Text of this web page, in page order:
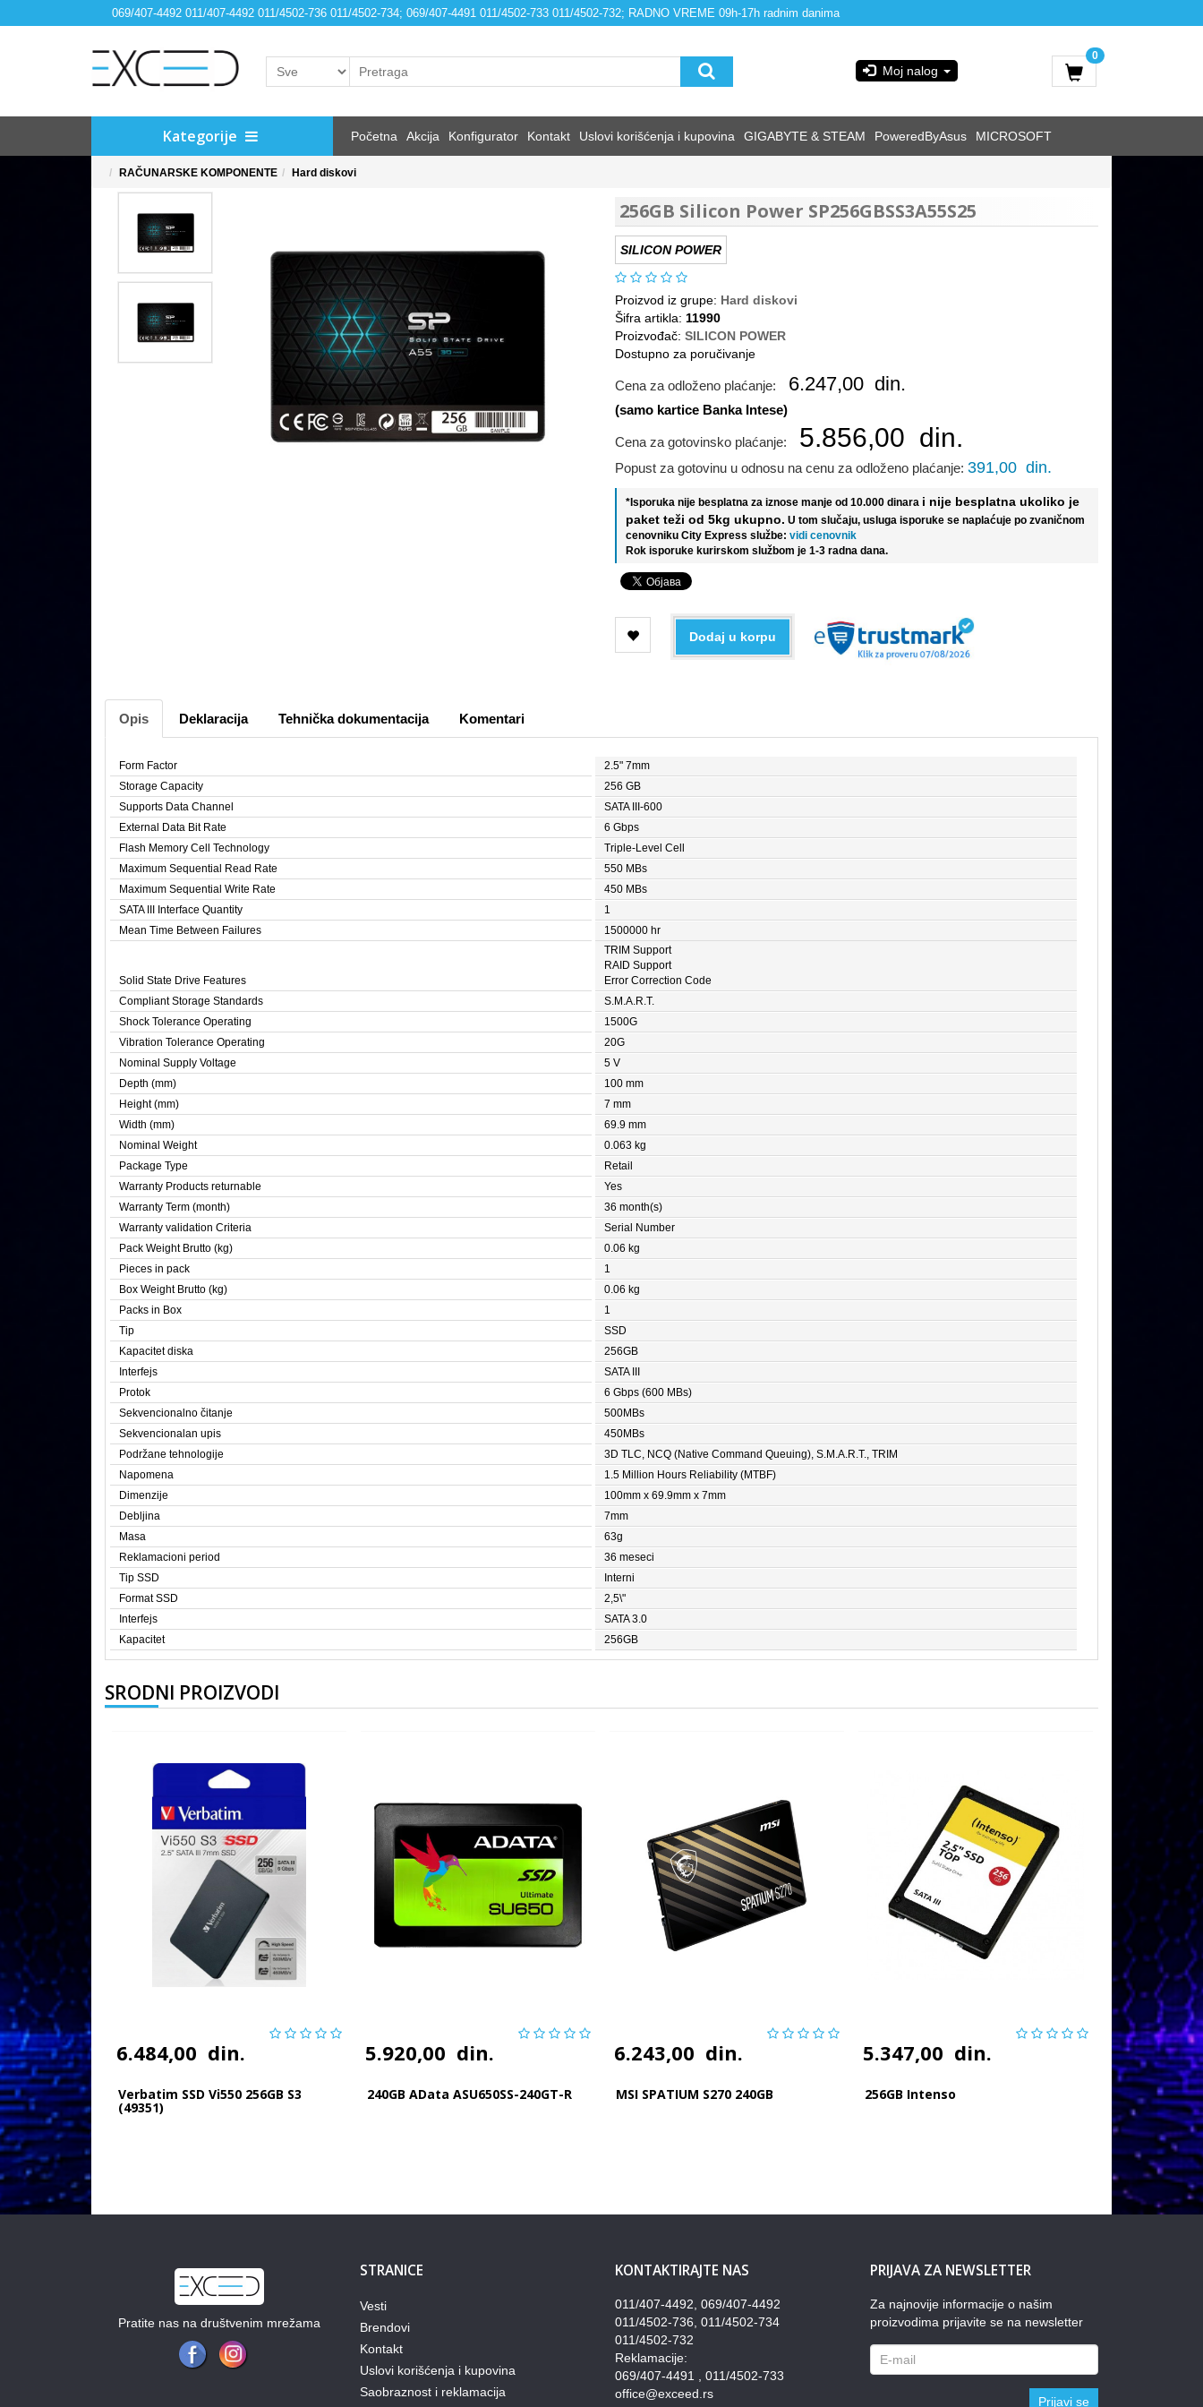
069/407-4492 011/407-4492 011/4502-736 011/4502-734; 069/407-4491 011/4502-733 011/4502-732; RADNO VREME 09h-17h radnim danima
Moj nalog
0
Kategorije Početna Akcija Konfigurator Kontakt Uslovi korišćenja i kupovina GIGABYTE & STEAM PoweredByAsus MICROSOFT
RAČUNARSKE KOMPONENTE Hard diskovi
256GB Silicon Power SP256GBSS3A55S25
SILICON POWER
Proizvod iz grupe: Hard diskovi
Šifra artikla: 11990
Proizvođač: SILICON POWER
Dostupno za poručivanje
Cena za odloženo plaćanje: 6.247,00 din.
(samo kartice Banka Intese)
Cena za gotovinsko plaćanje: 5.856,00 din.
Popust za gotovinu u odnosu na cenu za odloženo plaćanje: 391,00 din.
*Isporuka nije besplatna za iznose manje od 10.000 dinara i nije besplatna ukoliko je
paket teži od 5kg ukupno. U tom slučaju, usluga isporuke se naplaćuje po zvaničnom
cenovniku City Express službe: vidi cenovnik
Rok isporuke kurirskom službom je 1-3 radna dana.
Dodaj u korpu
Opis Deklaracija Tehnička dokumentacija Komentari
Form Factor
2.5" 7mm
Storage Capacity
256 GB
Supports Data Channel
SATA III-600
External Data Bit Rate
6 Gbps
Flash Memory Cell Technology
Triple-Level Cell
Maximum Sequential Read Rate
550 MBs
Maximum Sequential Write Rate
450 MBs
SATA III Interface Quantity
1
Mean Time Between Failures
1500000 hr
Solid State Drive Features
TRIM Support
RAID Support
Error Correction Code
Compliant Storage Standards
S.M.A.R.T.
Shock Tolerance Operating
1500G
Vibration Tolerance Operating
20G
Nominal Supply Voltage
5 V
Depth (mm)
100 mm
Height (mm)
7 mm
Width (mm)
69.9 mm
Nominal Weight
0.063 kg
Package Type
Retail
Warranty Products returnable
Yes
Warranty Term (month)
36 month(s)
Warranty validation Criteria
Serial Number
Pack Weight Brutto (kg)
0.06 kg
Pieces in pack
1
Box Weight Brutto (kg)
0.06 kg
Packs in Box
1
Tip
SSD
Kapacitet diska
256GB
Interfejs
SATA III
Protok
6 Gbps (600 MBs)
Sekvencionalno čitanje
500MBs
Sekvencionalan upis
450MBs
Podržane tehnologije
3D TLC, NCQ (Native Command Queuing), S.M.A.R.T., TRIM
Napomena
1.5 Million Hours Reliability (MTBF)
Dimenzije
100mm x 69.9mm x 7mm
Debljina
7mm
Masa
63g
Reklamacioni period
36 meseci
Tip SSD
Interni
Format SSD
2,5\"
Interfejs
SATA 3.0
Kapacitet
256GB
SRODNI PROIZVODI
6.484,00 din.
Verbatim SSD Vi550 256GB S3
(49351)
5.920,00 din.
240GB AData ASU650SS-240GT-R
6.243,00 din.
MSI SPATIUM S270 240GB
5.347,00 din.
256GB Intenso
Pratite nas na društvenim mrežama
STRANICE
Vesti
Brendovi
Kontakt
Uslovi korišćenja i kupovina
Saobraznost i reklamacija
KONTAKTIRAJTE NAS
011/407-4492, 069/407-4492
011/4502-736, 011/4502-734
011/4502-732
Reklamacije:
069/407-4491 , 011/4502-733
office@exceed.rs
PRIJAVA ZA NEWSLETTER
Za najnovije informacije o našim
proizvodima prijavite se na newsletter
Prijavi se